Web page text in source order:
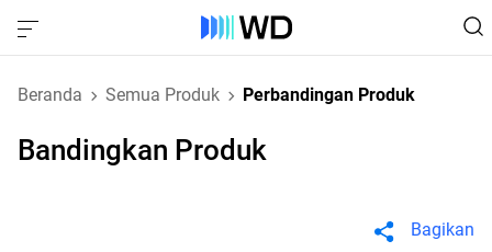
Beranda Semua Produk Perbandingan Produk
Bandingkan Produk
Bagikan